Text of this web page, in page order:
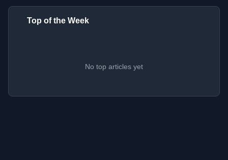
Top of the Week
No top articles yet